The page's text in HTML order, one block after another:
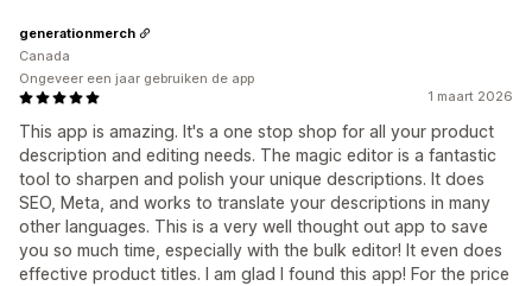
1 maart 2026
This app is amazing. It's a one stop shop for all your product
description and editing needs. The magic editor is a fantastic
tool to sharpen and polish your unique descriptions. It does
SEO, Meta, and works to translate your descriptions in many
other languages. This is a very well thought out app to save
you so much time, especially with the bulk editor! It even does
effective product titles. I am glad I found this app! For the price
generationmerch
Canada
Ongeveer een jaar gebruiken de app